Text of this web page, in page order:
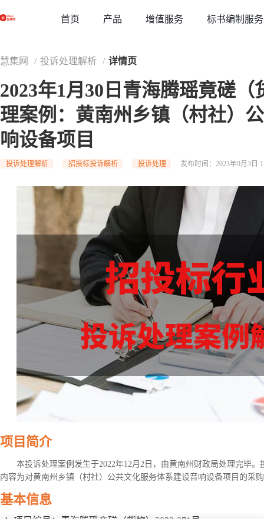
首页 产品 增值服务 标书编制服务
慧集网 / 投诉处理解析 / 详情页
2023年1月30日青海腾瑶竟磋（
理案例：黄南州乡镇（村社）
响设备项目
投诉处理解析 招投标投诉解析 投诉处理 发布时间：2023年9月3日
项目简介
本投诉处理案例发生于2022年12月2日，由黄南州财政局处理完毕
内容为对黄南州乡镇（村社）公共文化服务体系建设音响设备项目的采
基本信息
项目编号：青海腾瑶竟磋（货物）2022-071号